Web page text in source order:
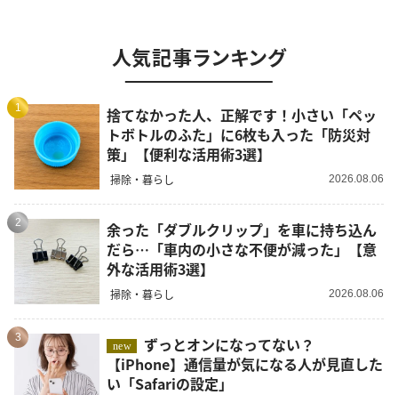
人気記事ランキング
1
捨てなかった人、正解です！小さい「ペッ
トボトルのふた」に6枚も入った「防災対
策」【便利な活用術3選】
掃除・暮らし 2026.08.06
2
余った「ダブルクリップ」を車に持ち込ん
だら…「車内の小さな不便が減った」【意
外な活用術3選】
掃除・暮らし 2026.08.06
3
new
【iPhone】通信量が気になる人が見直した
い「Safariの設定」